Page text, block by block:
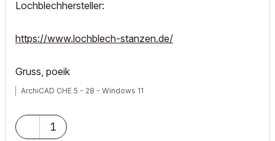
Lochblechhersteller:
https://www.lochblech-stanzen.de/
Gruss, poeik
ArchiCAD CHE 5 - 28 - Windows 11
1